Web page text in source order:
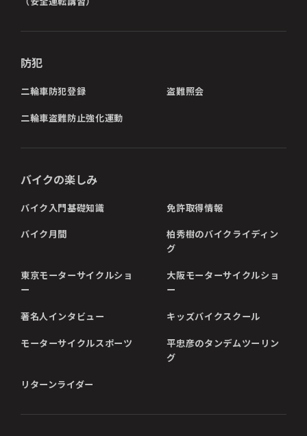
防犯
二輪車防犯登録 盗難照会
二輪車盗難防止強化運動
バイクの楽しみ
バイク入門基礎知識 免許取得情報
バイク月間
柏秀樹のバイクライディン
グ
東京モーターサイクルショ
ー
大阪モーターサイクルショ
ー
著名人インタビュー キッズバイクスクール
モーターサイクルスポーツ
平忠彦のタンデムツーリン
グ
リターンライダー